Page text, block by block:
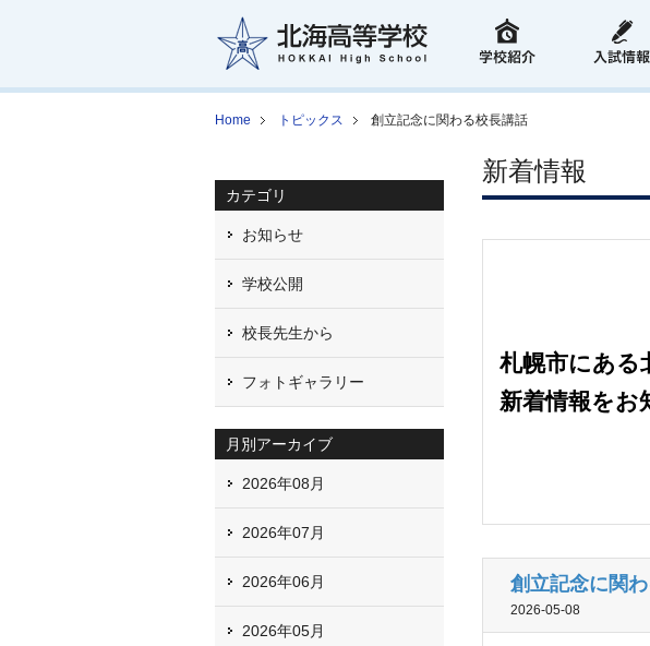
Home トピックス 創立記念に関わる校長講話
新着情報
札幌市にある
新着情報をお
創立記念に関
2026-05-08
カテゴリ
お知らせ
学校公開
校長先生から
フォトギャラリー
月別アーカイブ
2026年08月
2026年07月
2026年06月
2026年05月